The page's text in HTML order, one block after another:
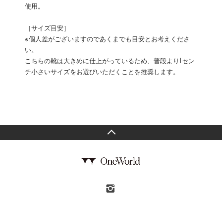
使用。
［サイズ目安］
※個人差がございますのであくまでも目安とお考えくださ
い。
こちらの靴は大きめに仕上がっているため、普段より1セン
チ小さいサイズをお選びいただくことを推奨します。